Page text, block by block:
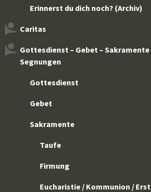
Erinnerst du dich noch? (Archiv)
Caritas
Gottesdienst – Gebet – Sakramente
Segnungen
Gottesdienst
Gebet
Sakramente
Taufe
Firmung
Eucharistie / Kommunion /